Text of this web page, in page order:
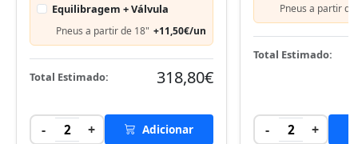
Equilibragem + Válvula
Pneus a partir de 18" +11,50€/un
Total Estimado: 318,80€
- 2 + Adicionar
Pneus a partir
Total Estimado:
- 2 +